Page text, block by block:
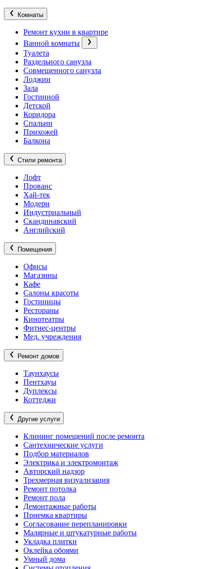
Комнаты
Ремонт кухни в квартире
Ванной комнаты
Туалета
Раздельного санузла
Совмещенного санузла
Лоджии
Зала
Гостинной
Детской
Коридора
Спальни
Прихожей
Балкона
Стили ремонта
Лофт
Прованс
Хай-тек
Модерн
Индустриальный
Скандинавский
Английский
Помещения
Офисы
Магазины
Кафе
Салоны красоты
Гостиницы
Рестораны
Кинотеатры
Фитнес-центры
Мед. учреждения
Ремонт домов
Таунхаусы
Пентхауы
Дуплексы
Коттеджи
Другие услуги
Клининг помещений после ремонта
Сантехнические услуги
Подбор материалов
Электрика и электромонтаж
Авторский надзор
Трехмерная визуализация
Ремонт потолка
Ремонт пола
Демонтажные работы
Приемка квартиры
Согласование перепланировки
Малярные и штукатурные работы
Укладка плитки
Оклейка обоями
Умный дома